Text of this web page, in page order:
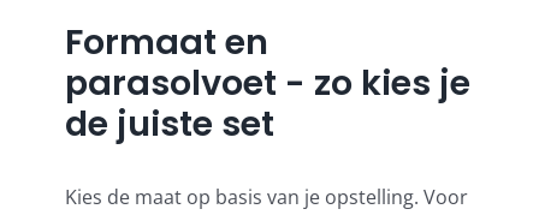
Formaat en
parasolvoet - zo kies je
de juiste set
Kies de maat op basis van je opstelling. Voor